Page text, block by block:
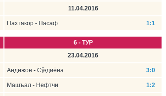
11.04.2016
Пахтакор - Насаф 1:1
6 - ТУР
23.04.2016
Андижон - Сўғдиёна 3:0
Машъал - Нефтчи 1:2